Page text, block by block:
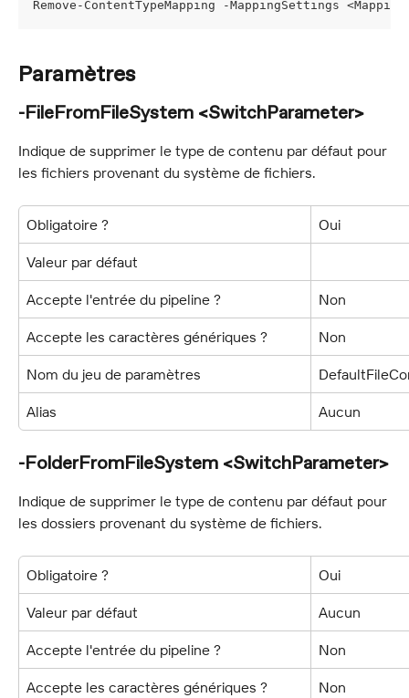
Remove-ContentTypeMapping -MappingSettings
Paramètres
-FileFromFileSystem <SwitchParameter>
Indique de supprimer le type de contenu par défaut pour
les fichiers provenant du système de fichiers.
Obligatoire ? Oui
Valeur par défaut
Accepte l'entrée du pipeline ? Non
Accepte les caractères génériques ? Non
Nom du jeu de paramètres
Alias Aucun
-FolderFromFileSystem <SwitchParameter>
Indique de supprimer le type de contenu par défaut pour
les dossiers provenant du système de fichiers.
Obligatoire ? Oui
Valeur par défaut Aucun
Accepte l'entrée du pipeline ? Non
Accepte les caractères génériques ? Non